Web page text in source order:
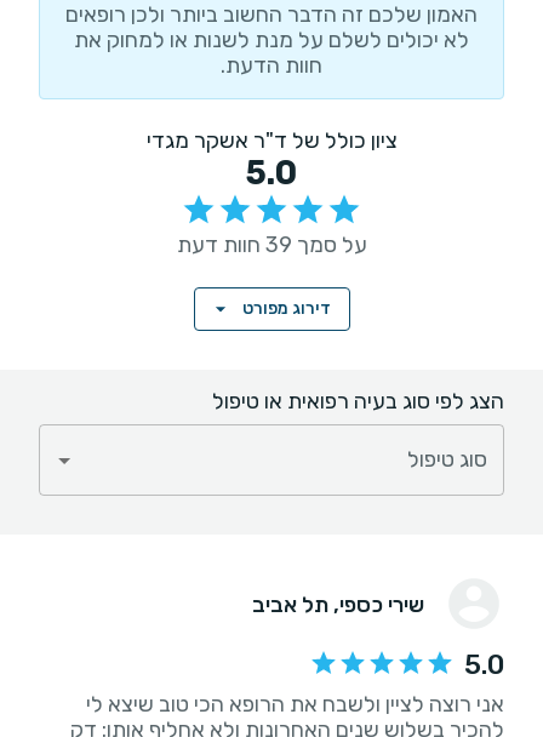
האמון שלכם זה הדבר החשוב ביותר ולכן רופאים
לא יכולים לשלם על מנת לשנות או למחוק את
חוות הדעת.
ציון כולל של ד"ר אשקר מגדי
5.0
על סמך 39 חוות דעת
דירוג מפורט
הצג לפי סוג בעיה רפואית או טיפול
סוג טיפול
שירי כספי, תל אביב
5.0
אני רוצה לציין ולשבח את הרופא הכי טוב שיצא לי
להכיר בשלוש שנים האחרונות ולא אחליף אותו: דק